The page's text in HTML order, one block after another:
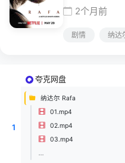
拍到2024年重返
最恒久的对手：
2个月前
剧情 纳达
1
夸克网盘
纳达尔 Rafa
01.mp4
02.mp4
03.mp4
...